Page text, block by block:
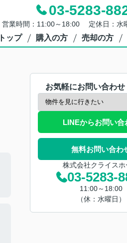
03-5283-
営業時間：11:00～18:00 定休日：水
ップ 購入の方 売却の方
お気軽にお問い合わ
LINEからお問い合
無料お問い合わ
株式会社クライスホ
03-5283-
11:00～18:00
（休：水曜日）